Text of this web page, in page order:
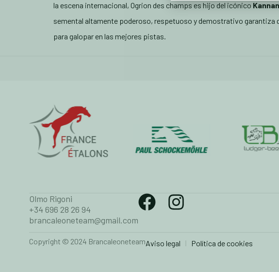
la escena internacional, Ogrion des champs es hijo del icónico Kannan
semental altamente poderoso, respetuoso y demostrativo garantiza
para galopar en las mejores pistas.
Olmo Rigoni
+34 696 28 26 94
brancaleoneteam@gmail.com
Copyright © 2024 BrancaleoneteamAviso legal Política de cookies